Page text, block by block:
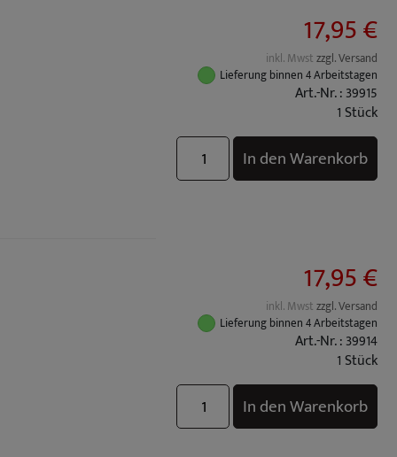
17,95 €
inkl. Mwstzzgl. Versand
Lieferung binnen 4 Arbeitstagen
Art.-Nr. : 39915
1 Stück
In den Warenkorb
17,95 €
inkl. Mwstzzgl. Versand
Lieferung binnen 4 Arbeitstagen
Art.-Nr. : 39914
1 Stück
In den Warenkorb